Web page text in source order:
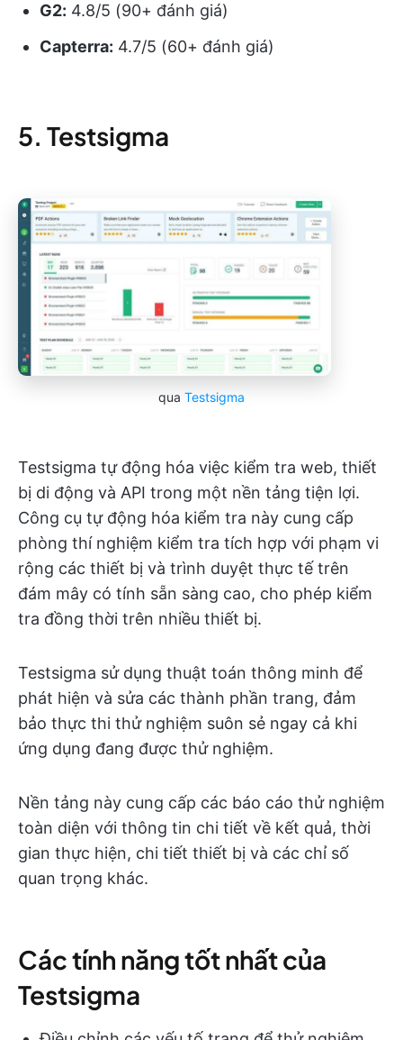
G2: 4.8/5 (90+ đánh giá)
Capterra: 4.7/5 (60+ đánh giá)
5. Testsigma
qua Testsigma
Testsigma tự động hóa việc kiểm tra web, thiết
bị di động và API trong một nền tảng tiện lợi.
Công cụ tự động hóa kiểm tra này cung cấp
phòng thí nghiệm kiểm tra tích hợp với phạm vi
rộng các thiết bị và trình duyệt thực tế trên
đám mây có tính sẵn sàng cao, cho phép kiểm
tra đồng thời trên nhiều thiết bị.
Testsigma sử dụng thuật toán thông minh để
phát hiện và sửa các thành phần trang, đảm
bảo thực thi thử nghiệm suôn sẻ ngay cả khi
ứng dụng đang được thử nghiệm.
Nền tảng này cung cấp các báo cáo thử nghiệm
toàn diện với thông tin chi tiết về kết quả, thời
gian thực hiện, chi tiết thiết bị và các chỉ số
quan trọng khác.
Các tính năng tốt nhất của
Testsigma